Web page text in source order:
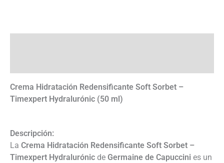
Crema Hidratación Redensificante Soft Sorbet –
Timexpert Hydralurónic (50 ml)
Descripción:
La Crema Hidratación Redensificante Soft Sorbet –
Timexpert Hydralurónic de Germaine de Capuccini es un